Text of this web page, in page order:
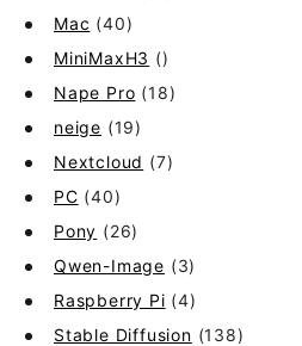
Mac (40)
MiniMaxH3 ()
Nape Pro (18)
neige (19)
Nextcloud (7)
PC (40)
Pony (26)
Qwen-Image (3)
Raspberry Pi (4)
Stable Diffusion (138)